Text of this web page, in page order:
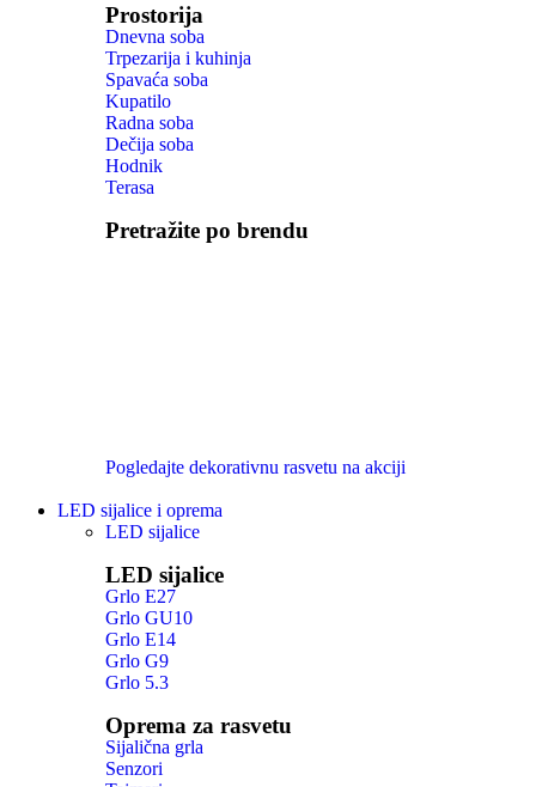
Prostorija
Dnevna soba
Trpezarija i kuhinja
Spavaća soba
Kupatilo
Radna soba
Dečija soba
Hodnik
Terasa
Pretražite po brendu
Pogledajte dekorativnu rasvetu na akciji
LED sijalice i oprema
LED sijalice
LED sijalice
Grlo E27
Grlo GU10
Grlo E14
Grlo G9
Grlo 5.3
Oprema za rasvetu
Sijalična grla
Senzori